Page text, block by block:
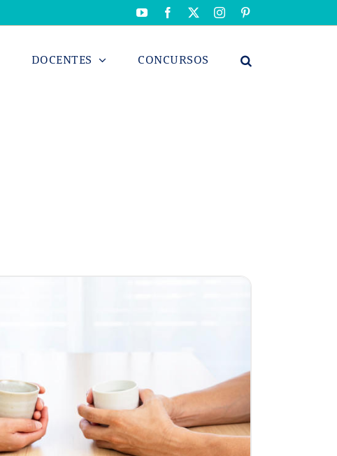
YouTubeFacebook Instagram
DOCENTES CONCURSOS